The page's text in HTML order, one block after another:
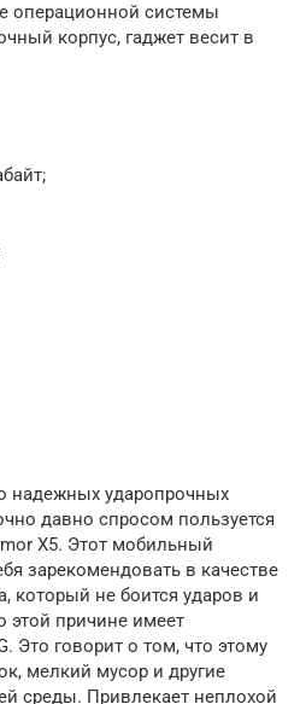
операционной системы
корпус, гаджет весит в
надежных ударопрочных
давно спросом пользуется
X5. Этот мобильный
зарекомендовать в качестве
который не боится ударов и
этой причине имеет
Это говорит о том, что этому
мелкий мусор и другие
среды. Привлекает неплохой